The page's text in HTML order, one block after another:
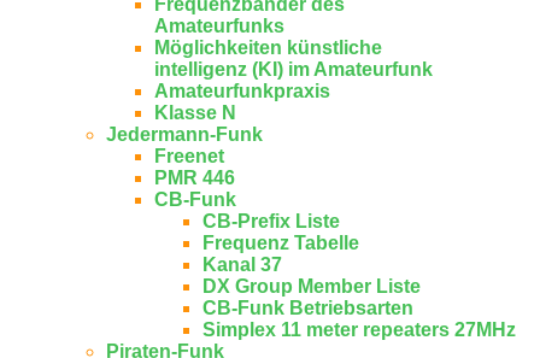
Frequenzbänder des
Amateurfunks
Möglichkeiten künstliche
intelligenz (KI) im Amateurfunk
Amateurfunkpraxis
Klasse N
Jedermann-Funk
Freenet
PMR 446
CB-Funk
CB-Prefix Liste
Frequenz Tabelle
Kanal 37
DX Group Member Liste
CB-Funk Betriebsarten
Simplex 11 meter repeaters 27MHz
Piraten-Funk